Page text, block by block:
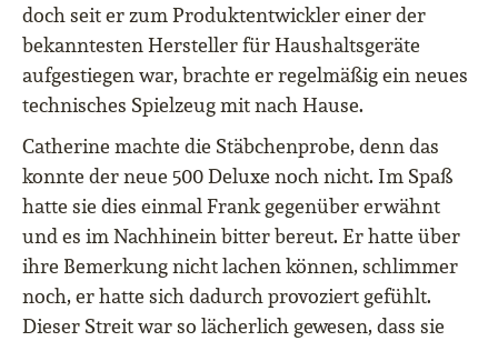
doch seit er zum Produktentwickler einer der
bekanntesten Hersteller für Haushaltsgeräte
aufgestiegen war, brachte er regelmäßig ein neues
technisches Spielzeug mit nach Hause.
Catherine machte die Stäbchenprobe, denn das
konnte der neue 500 Deluxe noch nicht. Im Spaß
hatte sie dies einmal Frank gegenüber erwähnt
und es im Nachhinein bitter bereut. Er hatte über
ihre Bemerkung nicht lachen können, schlimmer
noch, er hatte sich dadurch provoziert gefühlt.
Dieser Streit war so lächerlich gewesen, dass sie